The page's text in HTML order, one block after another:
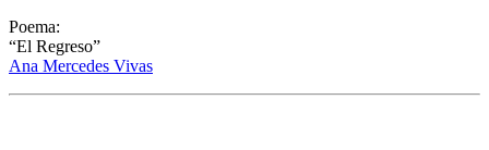
Poema:
“El Regreso”
Ana Mercedes Vivas